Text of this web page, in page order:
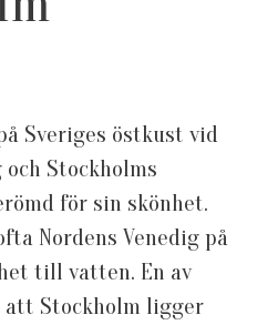
Sveriges östkust vid
Stockholms
för sin skönhet.
Nordens Venedig på
till vatten. En av
Stockholm ligger